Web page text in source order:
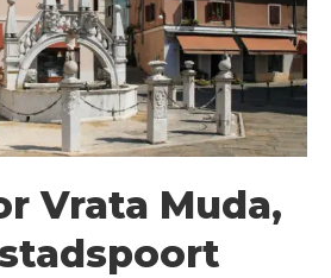
Vrata Muda,